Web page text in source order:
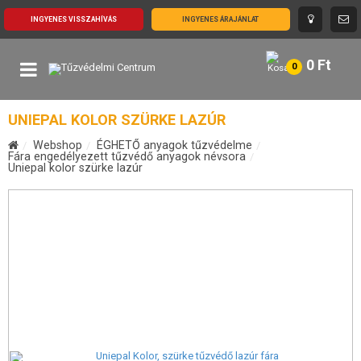
INGYENES VISSZAHÍVÁS INGYENES ÁRAJÁNLAT
0 0 Ft
UNIEPAL KOLOR SZÜRKE LAZÚR
Webshop
ÉGHETŐ anyagok tűzvédelme
Fára engedélyezett tűzvédő anyagok névsora
Uniepal kolor szürke lazúr